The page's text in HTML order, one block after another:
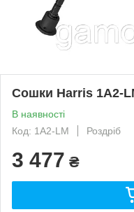
Сошки Harris 1A2-
В наявності
Код: 1A2-LM
Роздріб
3 477 ₴